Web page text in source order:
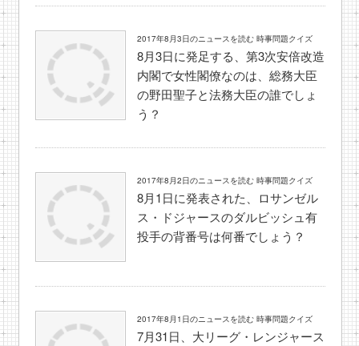
2017年8月3日のニュースを読む 時事問題クイズ
8月3日に発足する、第3次安倍改造
内閣で女性閣僚なのは、総務大臣
の野田聖子と法務大臣の誰でしょ
う？
2017年8月2日のニュースを読む 時事問題クイズ
8月1日に発表された、ロサンゼル
ス・ドジャースのダルビッシュ有
投手の背番号は何番でしょう？
2017年8月1日のニュースを読む 時事問題クイズ
7月31日、大リーグ・レンジャース